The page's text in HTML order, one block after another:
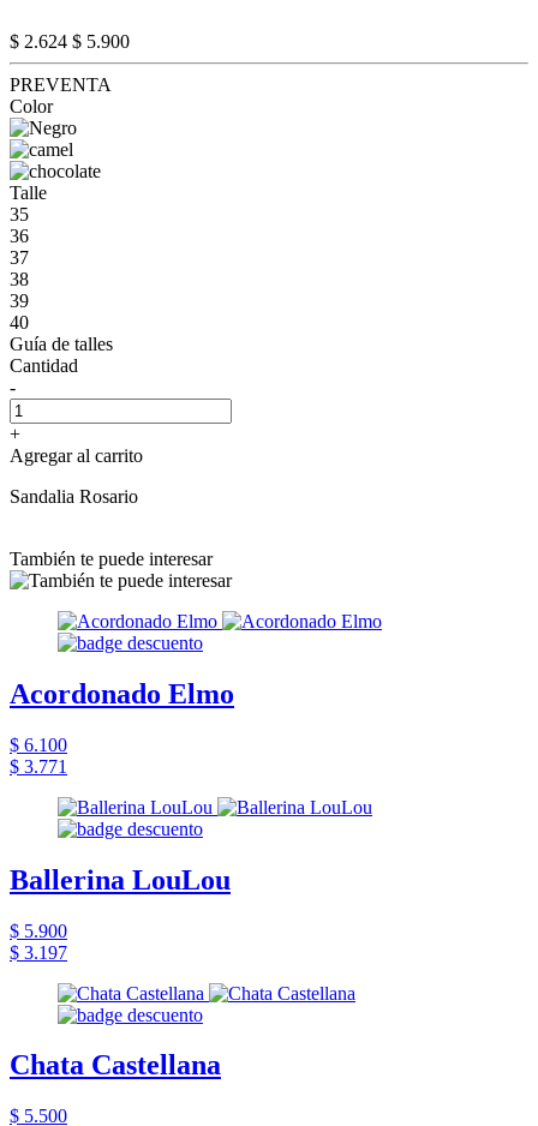
$ 2.624 $ 5.900
PREVENTA
Color
Talle
35
36
37
38
39
40
Guía de talles
Cantidad
-
+
Agregar al carrito
Sandalia Rosario
También te puede interesar
Acordonado Elmo
$ 6.100
$ 3.771
Ballerina LouLou
$ 5.900
$ 3.197
Chata Castellana
$ 5.500